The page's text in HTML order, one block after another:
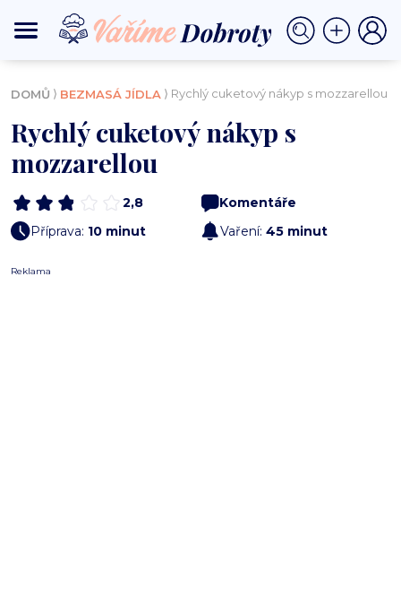
DOMŮ ⟩ BEZMASÁ JÍDLA ⟩ Rychlý cuketový nákyp s mozzarellou
Rychlý cuketový nákyp s
mozzarellou
2,8
Komentáře
Příprava: 10 minut Vaření: 45 minut
Reklama